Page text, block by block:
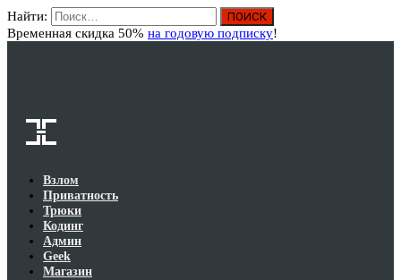
Найти:
Временная скидка 50% на годовую подписку!
Взлом
Приватность
Трюки
Кодинг
Админ
Geek
Магазин